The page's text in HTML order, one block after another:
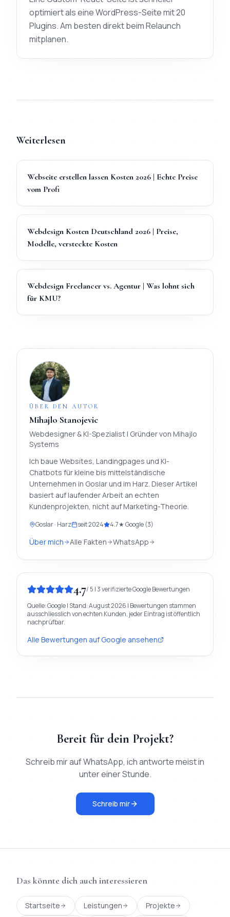
optimiert als eine WordPress-Seite mit 20
Plugins. Am besten direkt beim Relaunch
mitplanen.
Weiterlesen
Webseite erstellen lassen Kosten 2026 | Echte Preise
vom Profi
Webdesign Kosten Deutschland 2026 | Preise,
Modelle, versteckte Kosten
Webdesign Freelancer vs. Agentur | Was lohnt sich
für KMU?
ÜBER DEN AUTOR
Mihajlo Stanojevic
Webdesigner & KI-Spezialist| Gründer von Mihajlo
Systems
Ich baue Websites, Landingpages und KI-
Chatbots für kleine bis mittelständische
Unternehmen in Goslar und im Harz. Dieser Artikel
basiert auf laufender Arbeit an echten
Kundenprojekten, nicht auf Marketing-Theorie.
Goslar · Harz seit2024 4.7★ Google (3)
Über mich Alle Fakten WhatsApp
4.7/ 5 |3verifizierteGoogleBewertungen
Quelle:Google| Stand:August 2026 | Bewertungen stammen
ausschliesslich von echten Kunden, jeder Eintrag ist öffentlich
nachprüfbar.
Alle Bewertungen aufGoogle ansehen
Bereit für dein Projekt?
Schreib mir auf WhatsApp, ich antworte meist in
unter einer Stunde.
Schreib mir
Das könnte dich auch interessieren
Startseite Leistungen
Projekte